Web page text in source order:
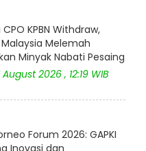
KPBN Withdraw,
Melemah
Minyak Nabati Pesaing
August 2026 , 12:19 WIB
Forum 2026: GAPKI